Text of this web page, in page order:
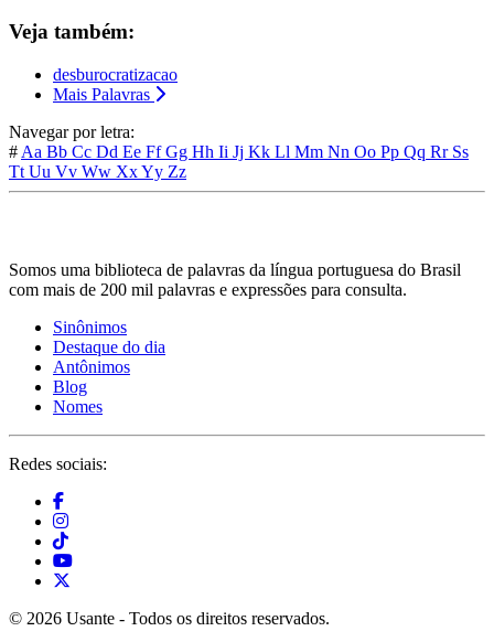
Veja também:
desburocratizacao
Mais Palavras
Navegar por letra:
# Aa Bb Cc Dd Ee FfGg Hh Ii Jj Kk Ll Mm Nn Oo Pp Qq Rr Ss
Tt Uu Vv Ww XxYy Zz
Somos uma biblioteca de palavras da língua portuguesa do Brasil
com mais de 200 mil palavras e expressões para consulta.
Sinônimos
Destaque do dia
Antônimos
Blog
Nomes
Redes sociais:
© 2026 Usante - Todos os direitos reservados.